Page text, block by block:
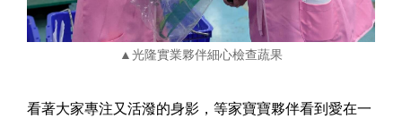
▲光隆實業夥伴細心檢查蔬果
看著大家專注又活潑的身影，等家寶寶夥伴看到愛在一